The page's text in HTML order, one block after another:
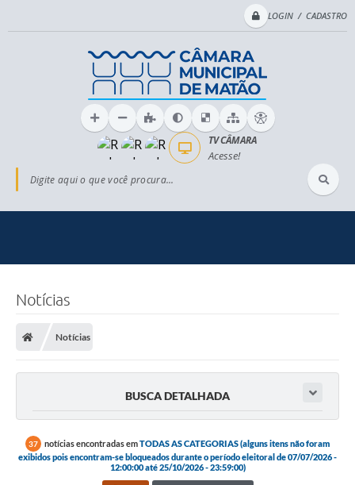
LOGIN / CADASTRO
Digite aqui o que você procura...
TV CÂMARA
Acesse!
Notícias
Notícias
BUSCA DETALHADA
37 notícias encontradas emTODAS AS CATEGORIAS (alguns itens não foram
exibidos pois encontram-se bloqueados durante o período eleitoral de 07/07/2026 -
12:00:00 até 25/10/2026 - 23:59:00)